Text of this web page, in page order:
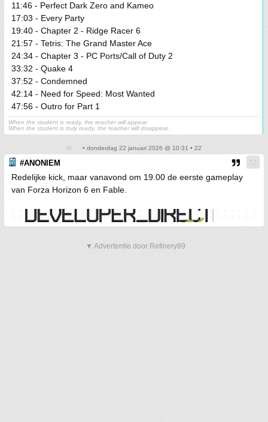
11:46 - Perfect Dark Zero and Kameo
17:03 - Every Party
19:40 - Chapter 2 - Ridge Racer 6
21:57 - Tetris: The Grand Master Ace
24:34 - Chapter 3 - PC Ports/Call of Duty 2
33:32 - Quake 4
37:52 - Condemned
42:14 - Need for Speed: Most Wanted
47:56 - Outro for Part 1
When the student is ready, the teacher will appear.
When the student is truly ready, the teacher will disappear.
• donderdag 22 januari 2026 @ 10:31 • 22
#ANONIEM
Redelijke kick, maar vanavond om 19.00 de eerste gameplay
van Forza Horizon 6 en Fable.
▼ Advertentie door Refinery89